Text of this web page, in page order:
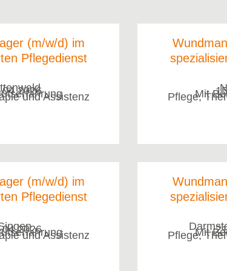
(m/w/d) im
Pflegedienst
und Assistenz Mit
Pflege,
(m/w/d) im
Pflegedienst
und Assistenz Mit
Pflege,